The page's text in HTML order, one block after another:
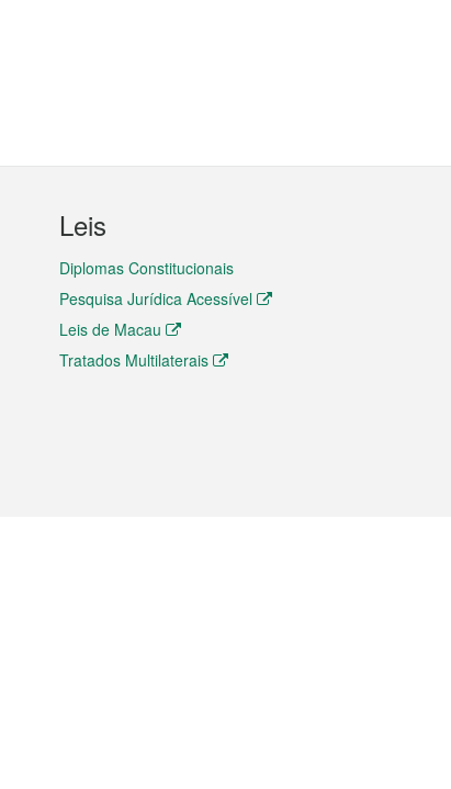
Leis
Diplomas Constitucionais
Pesquisa Jurídica Acessível
Leis de Macau
Tratados Multilaterais